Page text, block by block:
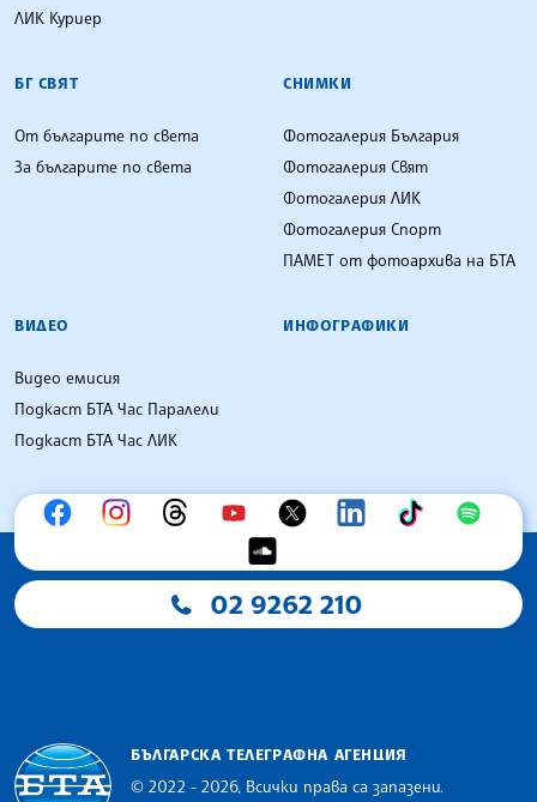
ЛИК Куриер
БГ СВЯТ
От българите по света
За българите по света
СНИМКИ
Фотогалерия България
Фотогалерия Свят
Фотогалерия ЛИК
Фотогалерия Спорт
ПАМЕТ от фотоархива на БТА
ВИДЕО
Видео емисия
Подкаст БТА Час Паралели
Подкаст БТА Час ЛИК
ИНФОГРАФИКИ
02 9262 210
БЪЛГАРСКА ТЕЛЕГРАФНА АГЕНЦИЯ
© 2022 - 2026, Всички права са запазени.